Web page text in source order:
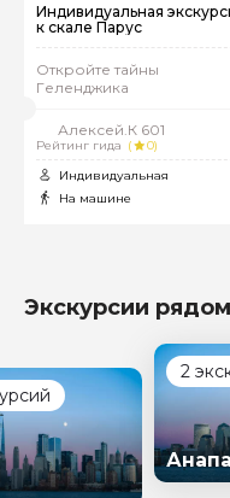
Индивидуальная
к скале Парус
Откройте тайны
Геленджика
Алексей.К 601
Рейтинг гида (
0)
Индивидуальная
На машине
Экскурсии
2
Анапа